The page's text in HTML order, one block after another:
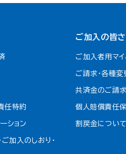
任特約
ション
加入のしおり・
ご加入の皆
ご加入者用マ
ご請求・各種
共済金のご請
個人賠償責任
割戻金について​